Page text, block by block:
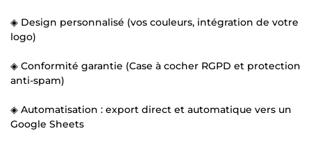
◈ Design personnalisé (vos couleurs, intégration de votre
logo)
◈ Conformité garantie (Case à cocher RGPD et protection
anti-spam)
◈ Automatisation : export direct et automatique vers un
Google Sheets